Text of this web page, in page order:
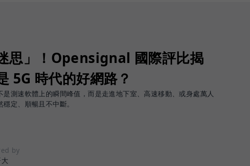
思」！Opensignal 國際評比揭
5G 時代的好網路？
測速軟體上的瞬間峰值，而是走進地下室、高速移動、或身處萬人
定、順暢且不中斷。
by